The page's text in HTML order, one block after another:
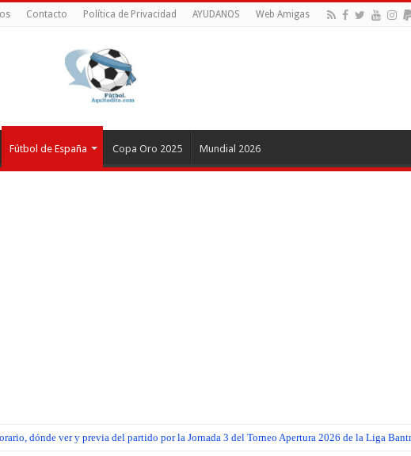
Contacto Política de Privacidad AYUDANOS Web Amigas
Fútbol de España Copa Oro 2025 Mundial 2026
dónde ver y previa del partido por la Jornada 3 del Torneo Apertura 2026 de la Liga